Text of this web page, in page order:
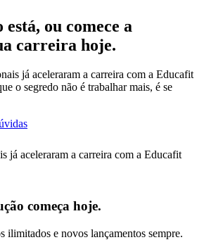
está, ou comece a
carreira hoje.
já aceleraram a carreira com a Educafit
o segredo não é trabalhar mais, é se
já aceleraram a carreira com a Educafit
começa hoje.
ilimitados e novos lançamentos sempre.